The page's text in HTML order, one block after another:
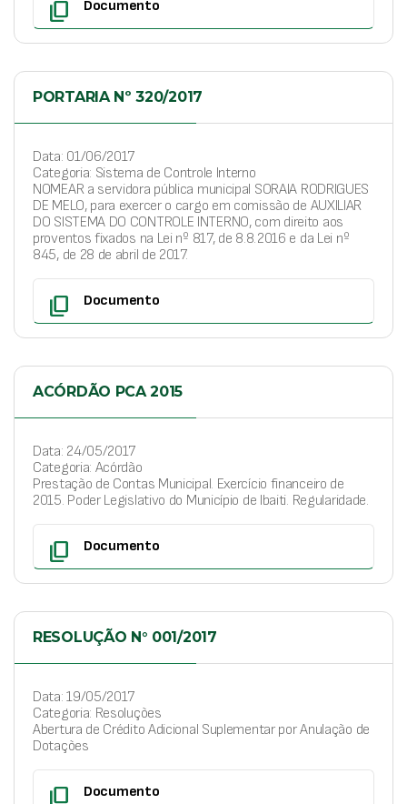
content_copy Documento
PORTARIA Nº 320/2017
Data: 01/06/2017
Categoria: Sistema de Controle Interno
NOMEAR a servidora pública municipal SORAIA RODRIGUES
DE MELO, para exercer o cargo em comissão de AUXILIAR
DO SISTEMA DO CONTROLE INTERNO, com direito aos
proventos fixados na Lei nº 817, de 8.8.2016 e da Lei nº
845, de 28 de abril de 2017.
content_copy Documento
ACÓRDÃO PCA 2015
Data: 24/05/2017
Categoria: Acórdão
Prestação de Contas Municipal. Exercício financeiro de
2015. Poder Legislativo do Município de Ibaiti. Regularidade.
content_copy Documento
RESOLUÇÃO N° 001/2017
Data: 19/05/2017
Categoria: Resoluções
Abertura de Crédito Adicional Suplementar por Anulação de
Dotações
content_copy Documento